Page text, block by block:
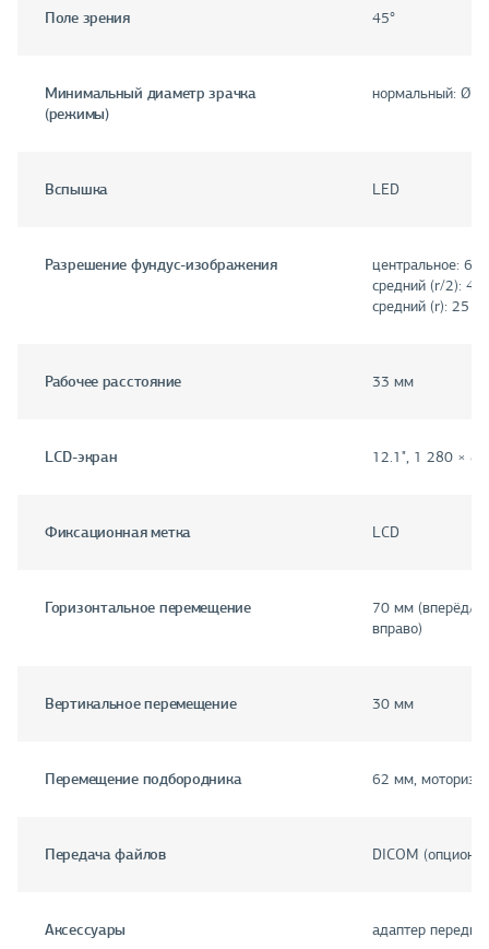
Поле зрения 45°
Минимальный диаметр зрачка
(режимы)
нормальный: Ø
Вспышка LED
Разрешение фундус-изображения
центральное: 60
средний (r/2):
средний (r): 25
Рабочее расстояние 33 мм
LCD-экран 12.1", 1 280 ×
Фиксационная метка LCD
Горизонтальное перемещение
70 мм (вперёд/
вправо)
Вертикальное перемещение 30 мм
Перемещение подбородника 62 мм,
Передача файлов DICOM
Аксессуары адаптер